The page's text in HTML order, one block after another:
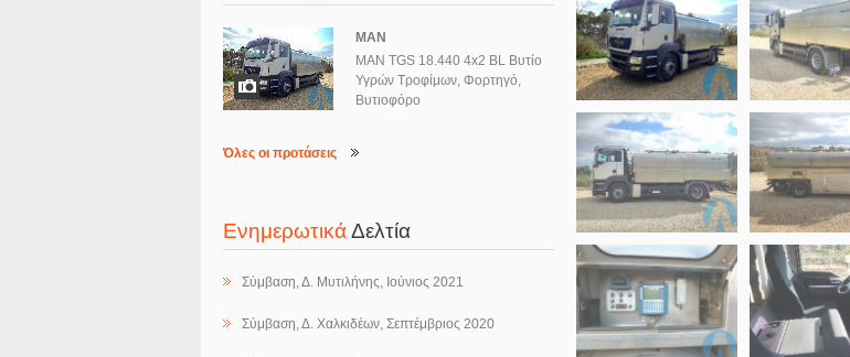
MAN
MAN TGS 18.440 4x2 BL Βυτίο
Υγρών Τροφίμων, Φορτηγό,
Βυτιοφόρο
Όλες οι προτάσεις
ΕνημερωτικάΔελτία
Σύμβαση, Δ. Μυτιλήνης, Ιούνιος 2021
Σύμβαση, Δ. Χαλκιδέων, Σεπτέμβριος 2020